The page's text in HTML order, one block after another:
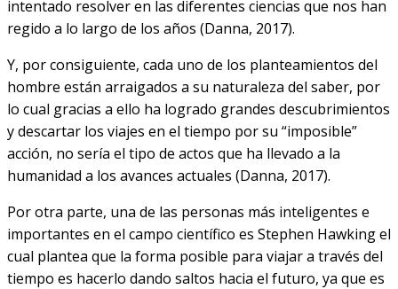
intentado resolver en las diferentes ciencias que nos han
regido a lo largo de los años (Danna, 2017).
Y, por consiguiente, cada uno de los planteamientos del
hombre están arraigados a su naturaleza del saber, por
lo cual gracias a ello ha logrado grandes descubrimientos
y descartar los viajes en el tiempo por su “imposible”
acción, no sería el tipo de actos que ha llevado a la
humanidad a los avances actuales (Danna, 2017).
Por otra parte, una de las personas más inteligentes e
importantes en el campo científico es Stephen Hawking el
cual plantea que la forma posible para viajar a través del
tiempo es hacerlo dando saltos hacia el futuro, ya que es